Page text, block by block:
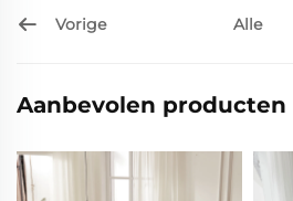
Vorige Alle
Aanbevolen producten